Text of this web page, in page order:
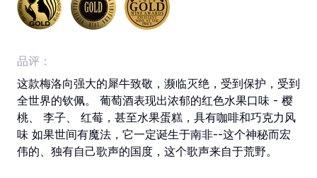
品评：
这款梅洛向强大的犀牛致敬，濒临灭绝，受到保护，受到
全世界的钦佩。 葡萄酒表现出浓郁的红色水果口味 - 樱
桃、 李子、 红莓，甚至水果蛋糕，具有咖啡和巧克力风
味 如果世间有魔法，它一定诞生于南非--这个神秘而宏
伟的、独有自己歌声的国度，这个歌声来自于荒野。